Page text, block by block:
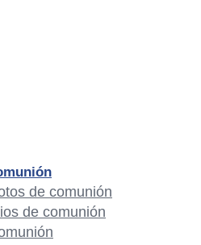
de comunión
de comunión